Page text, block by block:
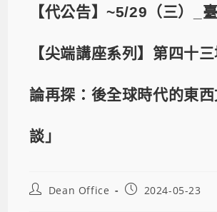
【代公告】~5/29（三）_
【尖端講座系列】第四十
論再探：後全球時代的東
談」
Dean Office 2024-05-23